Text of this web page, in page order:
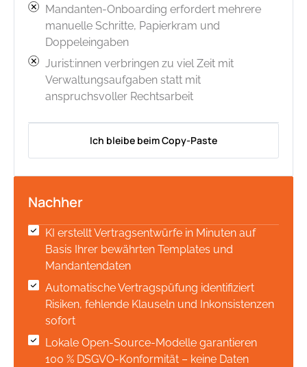
Mandanten-Onboarding erfordert mehrere
manuelle Schritte, Papierkram und
Doppeleingaben
Jurist:innen verbringen zu viel Zeit mit
Verwaltungsaufgaben statt mit
anspruchsvoller Rechtsarbeit
Ich bleibe beim Copy-Paste
Nachher
KI erstellt Vertragsentwürfe in Minuten auf
Basis Ihrer bewährten Templates und
Mandantendaten
Automatische Vertragspüfung identifiziert
Risiken, fehlende Klauseln und Inkonsistenzen
sofort
Lokale Open-Source-Modelle garantieren
100 % DSGVO-Konformität – keine Daten